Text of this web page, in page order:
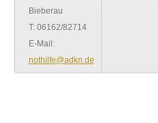
Bieberau
T: 06162/82714
E-Mail:
nothilfe@adkn.de